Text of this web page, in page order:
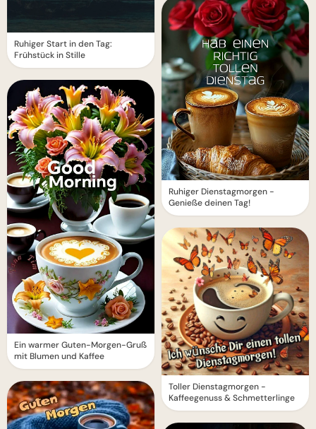
Ruhiger Start in den Tag:
Frühstück in Stille
Ein warmer Guten-Morgen-Gruß
mit Blumen und Kaffee
Ruhiger Dienstagmorgen -
Genieße deinen Tag!
Toller Dienstagmorgen -
Kaffeegenuss & Schmetterlinge